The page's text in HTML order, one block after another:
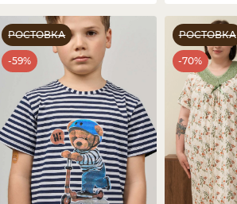
РОСТОВКА
-59%
РОСТОВКА
-70%